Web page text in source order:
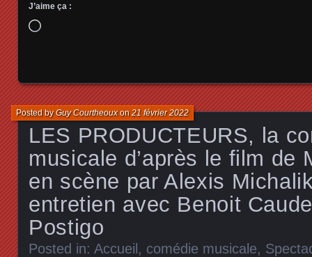
J’aime ça :
Chargement…
LES PRODUCTEURS, la
musicale d’après le film de
en scène par Alexis
entretien avec Benoit
Postigo
Posted byGuy Courtheouxon21 février 2022
Posted in: Accueil, comédie musicale,